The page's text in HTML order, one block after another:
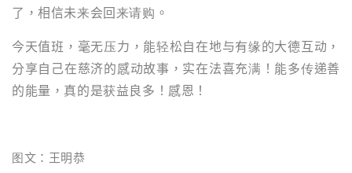
了，相信未来会回来请购。
今天值班，毫无压力，能轻松自在地与有缘的大德互动，
分享自己在慈济的感动故事，实在法喜充满！能多传递善
的能量，真的是获益良多！感恩！
图文：王明恭